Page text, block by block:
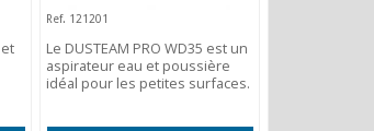
Ref. 121201
Le DUSTEAM PRO WD35 est un
aspirateur eau et poussière
idéal pour les petites surfaces.